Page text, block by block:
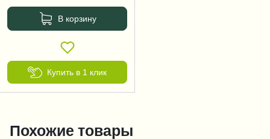
В корзину
Купить в 1 клик
Похожие товары